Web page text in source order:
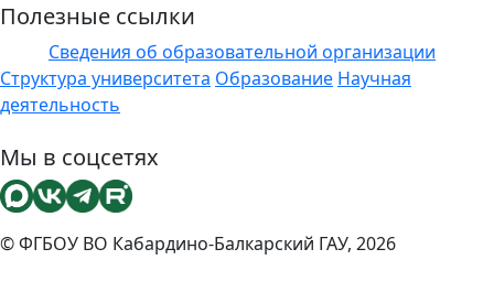
Полезные ссылки
Сведения об образовательной организации
Структура университета Образование Научная
деятельность
Мы в соцсетях
© ФГБОУ ВО Кабардино-Балкарский ГАУ, 2026